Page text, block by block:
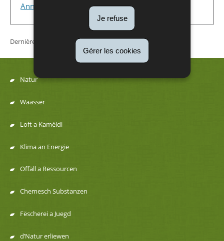
Je refuse
Gérer les cookies
Annuaire complet
Dernière mise à jour 30/10/2019
Menu
de
navigation
Natur
Waasser
Loft a Kaméidi
Klima an Energie
Offäll a Ressourcen
Chemesch Substanzen
Fëscherei a Juegd
d’Natur erliewen